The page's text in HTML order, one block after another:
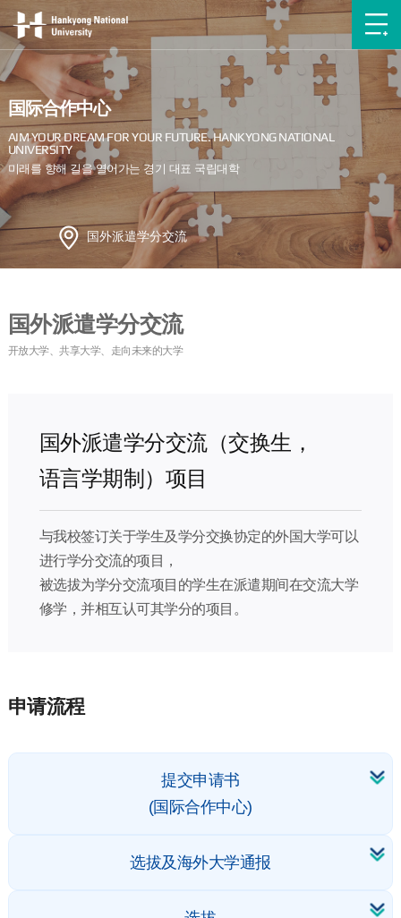
国际合作中心
国外派遣学分交流
国外派遣学分交流
国外派遣学分交流（交换生，
语言学期制）项目
与我校签订关于学生及学分交换协定的外国大学可以
进行学分交流的项目，
被选拔为学分交流项目的学生在派遣期间在交流大学
修学，并相互认可其学分的项目。
申请流程
提交申请书
(国际合作中心)
选拔及海外大学通报